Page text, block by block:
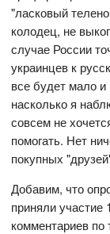
"ласковый
колодец, не
случае России
украинцев к
все будет мало и
насколько я
совсем не
помогать. Нет
покупных
Добавим, что
приняли участие
комментариев по